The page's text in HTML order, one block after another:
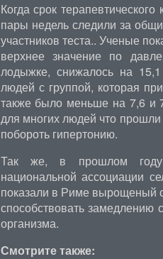
Когда срок
пары недель следили за
участников теста.. Ученые
верхнее значение по
лодыжке, снижалось на
людей с группой, которая
также было меньше на 7,6 и
для многих людей что прошли
побороть гипертонию.
Так же, в прошлом году
национальной ассоциации
показали в Риме вырощеный
способствовать замедлению
организма.
Смотрите также: